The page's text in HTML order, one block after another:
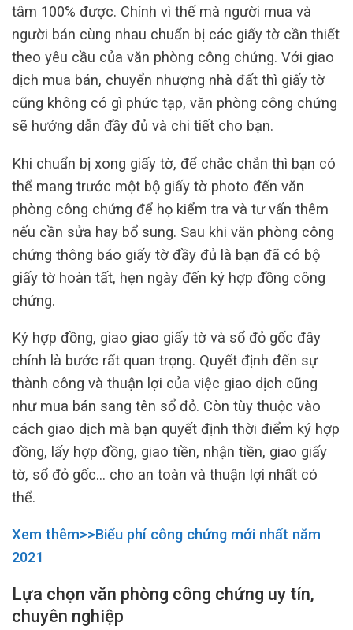
tâm 100% được. Chính vì thế mà người mua và
người bán cùng nhau chuẩn bị các giấy tờ cần thiết
theo yêu cầu của văn phòng công chứng. Với giao
dịch mua bán, chuyển nhượng nhà đất thì giấy tờ
cũng không có gì phức tạp, văn phòng công chứng
sẽ hướng dẫn đầy đủ và chi tiết cho bạn.
Khi chuẩn bị xong giấy tờ, để chắc chắn thì bạn có
thể mang trước một bộ giấy tờ photo đến văn
phòng công chứng để họ kiểm tra và tư vấn thêm
nếu cần sửa hay bổ sung. Sau khi văn phòng công
chứng thông báo giấy tờ đầy đủ là bạn đã có bộ
giấy tờ hoàn tất, hẹn ngày đến ký hợp đồng công
chứng.
Ký hợp đồng, giao giao giấy tờ và sổ đỏ gốc đây
chính là bước rất quan trọng. Quyết định đến sự
thành công và thuận lợi của việc giao dịch cũng
như mua bán sang tên sổ đỏ. Còn tùy thuộc vào
cách giao dịch mà bạn quyết định thời điểm ký hợp
đồng, lấy hợp đồng, giao tiền, nhận tiền, giao giấy
tờ, sổ đỏ gốc… cho an toàn và thuận lợi nhất có
thể.
Xem thêm>>Biểu phí công chứng mới nhất năm
2021
Lựa chọn văn phòng công chứng uy tín,
chuyên nghiệp